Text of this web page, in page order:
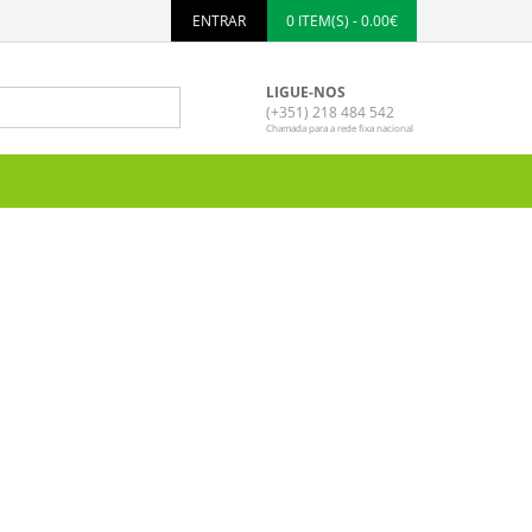
ENTRAR 0 ITEM(S) - 0.00€
LIGUE-NOS
(+351) 218 484 542
Chamada para a rede fixa nacional